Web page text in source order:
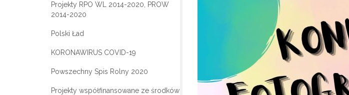
Projekty RPO WL 2014-2020, PROW
2014-2020
Polski Ład
KORONAWIRUS COVID-19
Powszechny Spis Rolny 2020
Projekty współfinansowane ze środków